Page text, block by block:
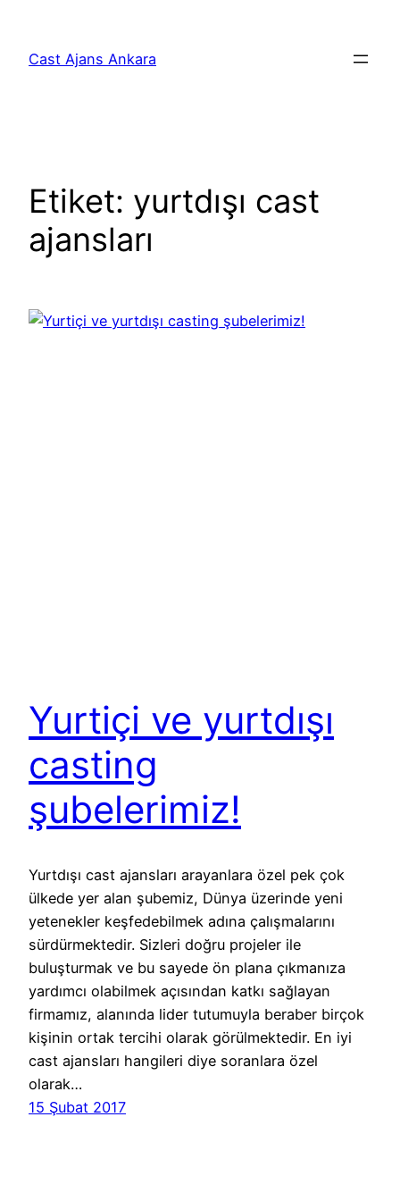
Cast Ajans Ankara
Etiket: yurtdışı cast
ajansları
Yurtiçi ve yurtdışı
casting
şubelerimiz!
Yurtdışı cast ajansları arayanlara özel pek çok
ülkede yer alan şubemiz, Dünya üzerinde yeni
yetenekler keşfedebilmek adına çalışmalarını
sürdürmektedir. Sizleri doğru projeler ile
buluşturmak ve bu sayede ön plana çıkmanıza
yardımcı olabilmek açısından katkı sağlayan
firmamız, alanında lider tutumuyla beraber birçok
kişinin ortak tercihi olarak görülmektedir. En iyi
cast ajansları hangileri diye soranlara özel
olarak…
15 Şubat 2017